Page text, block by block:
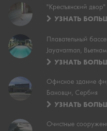
"Крестьянский
УЗНАТЬ
Плавательный
Jayavarman, Вьетнам
УЗНАТЬ
Офисное здание
Бановци, Сербия
УЗНАТЬ
Очистные